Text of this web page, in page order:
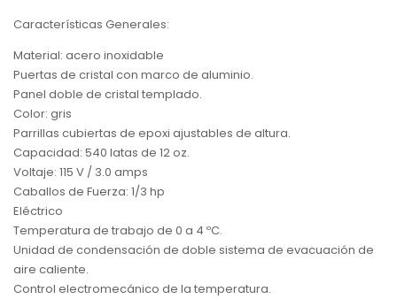
Características Generales:
Material: acero inoxidable
Puertas de cristal con marco de aluminio.
Panel doble de cristal templado.
Color: gris
Parrillas cubiertas de epoxi ajustables de altura.
Capacidad: 540 latas de 12 oz.
Voltaje: 115 V / 3.0 amps
Caballos de Fuerza: 1/3 hp
Eléctrico
Temperatura de trabajo de 0 a 4 ºC.
Unidad de condensación de doble sistema de evacuación de
aire caliente.
Control electromecánico de la temperatura.